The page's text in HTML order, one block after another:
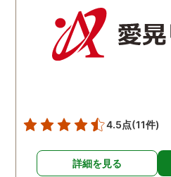
4.5点(11件)
詳細を見る